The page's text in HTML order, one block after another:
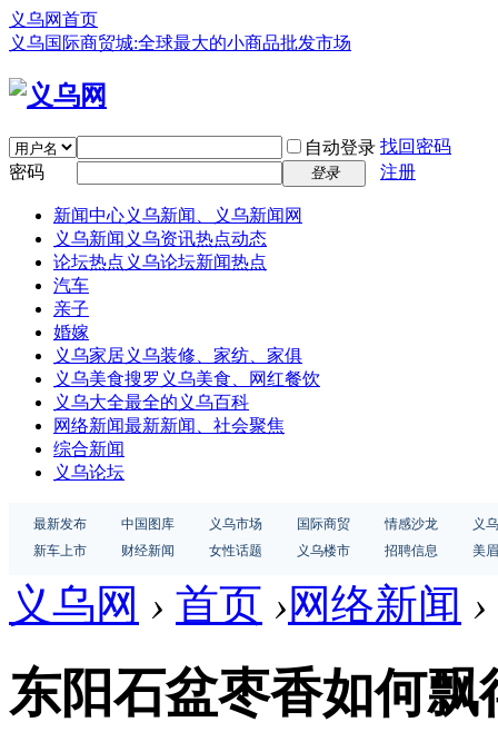
义乌网首页
义乌国际商贸城:全球最大的小商品批发市场
自动登录 找回密码
密码
登录 注册
新闻中心义乌新闻、义乌新闻网
义乌新闻 义乌资讯热点动态
论坛热点 义乌论坛新闻热点
汽车
亲子
婚嫁
义乌家居义乌装修、家纺、家俱
义乌美食搜罗义乌美食、网红餐饮
义乌大全最全的义乌百科
网络新闻最新新闻、社会聚焦
综合新闻
义乌论坛
最新发布 中国图库 义乌市场 国际商贸 情感沙龙
义
新车上市
财经新闻 女性话题 义乌楼市 招聘信息 美
义乌网 › 首页 ›网络新闻 ›
东阳石盆枣香如何飘